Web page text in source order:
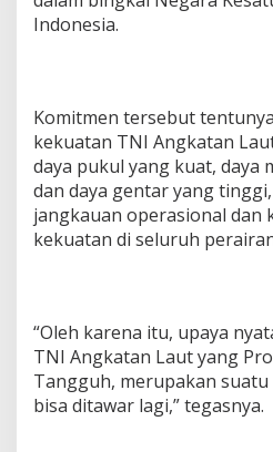
Indonesia.
Komitmen tersebut
kekuatan TNI Angkatan
daya pukul yang kuat, daya
dan daya gentar yang
jangkauan operasional dan
kekuatan di seluruh
“Oleh karena itu, upaya
TNI Angkatan Laut yang
Tangguh, merupakan
bisa ditawar lagi,” tegasnya.